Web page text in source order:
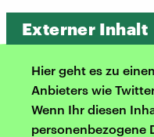
Externer Inhalt
Hier geht es zu
Anbieters wie
Wenn Ihr diesen
personenbezogene